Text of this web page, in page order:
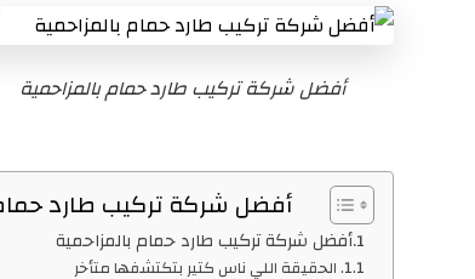
أفضل شركة تركيب طارد حمام بالمزاحمية
أفضل شركة تركيب طارد حمام بالمزاحمية
الحقيقة اللي ناس كتير بتكتشفها متأخر